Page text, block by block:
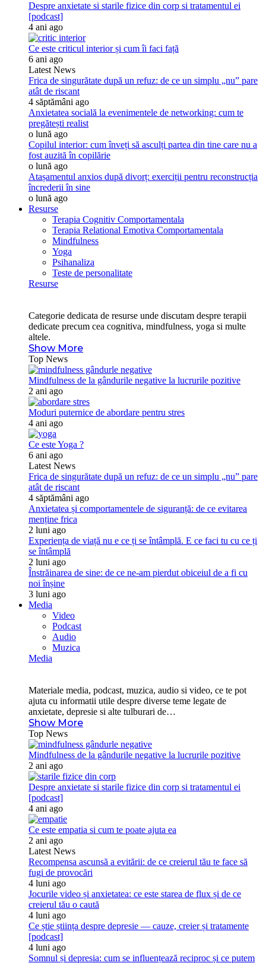
Despre anxietate si starile fizice din corp si tratamentul ei
[podcast]
4 ani ago
Ce este criticul interior și cum îi faci față
6 ani ago
Latest News
Frica de singurătate după un refuz: de ce un simplu „nu” pare
atât de riscant
4 săptămâni ago
Anxietatea socială la evenimentele de networking: cum te
pregătești realist
o lună ago
Copilul interior: cum înveți să asculți partea din tine care nu a
fost auzită în copilărie
o lună ago
Atașamentul anxios după divorț: exerciții pentru reconstrucția
încrederii în sine
o lună ago
Resurse
Terapia Cognitiv Comportamentala
Terapia Relational Emotiva Comportamentala
Mindfulness
Yoga
Psihanaliza
Teste de personalitate
Resurse
Categorie dedicata de resurse unde discutam despre terapii
dedicate precum cea cognitiva, mindfulness, yoga si multe
altele.
Show More
Top News
Mindfulness de la gândurile negative la lucrurile pozitive
2 ani ago
Moduri puternice de abordare pentru stres
4 ani ago
Ce este Yoga ?
6 ani ago
Latest News
Frica de singurătate după un refuz: de ce un simplu „nu” pare
atât de riscant
4 săptămâni ago
Anxietatea și comportamentele de siguranță: de ce evitarea
menține frica
2 luni ago
Experiența de viață nu e ce ți se întâmplă. E ce faci tu cu ce ți
se întâmplă
2 luni ago
Înstrăinarea de sine: de ce ne-am pierdut obiceiul de a fi cu
noi înșine
3 luni ago
Media
Video
Podcast
Audio
Muzica
Media
Materiale media, podcast, muzica, audio si video, ce te pot
ajuta cu informatii utile despre diverse teme legate de
anxietate, depresie si alte tulburari de…
Show More
Top News
Mindfulness de la gândurile negative la lucrurile pozitive
2 ani ago
Despre anxietate si starile fizice din corp si tratamentul ei
[podcast]
4 ani ago
Ce este empatia si cum te poate ajuta ea
2 ani ago
Latest News
Recompensa ascunsă a evitării: de ce creierul tău te face să
fugi de provocări
4 luni ago
Jocurile video și anxietatea: ce este starea de flux și de ce
creierul tău o caută
4 luni ago
Ce știe știința despre depresie — cauze, creier și tratamente
[podcast]
4 luni ago
Somnul și depresia: cum se influențează reciproc și ce putem